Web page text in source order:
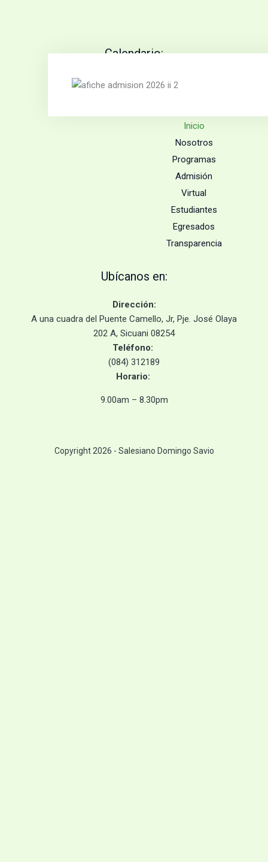
Calendario:
Inicio
Nosotros
Programas
Admisión
Virtual
Estudiantes
Egresados
Transparencia
Ubícanos en:
Dirección:
A una cuadra del Puente Camello, Jr, Pje. José Olaya
202 A, Sicuani 08254
Teléfono:
(084) 312189
Horario:
9.00am – 8.30pm
Copyright 2026 - Salesiano Domingo Savio